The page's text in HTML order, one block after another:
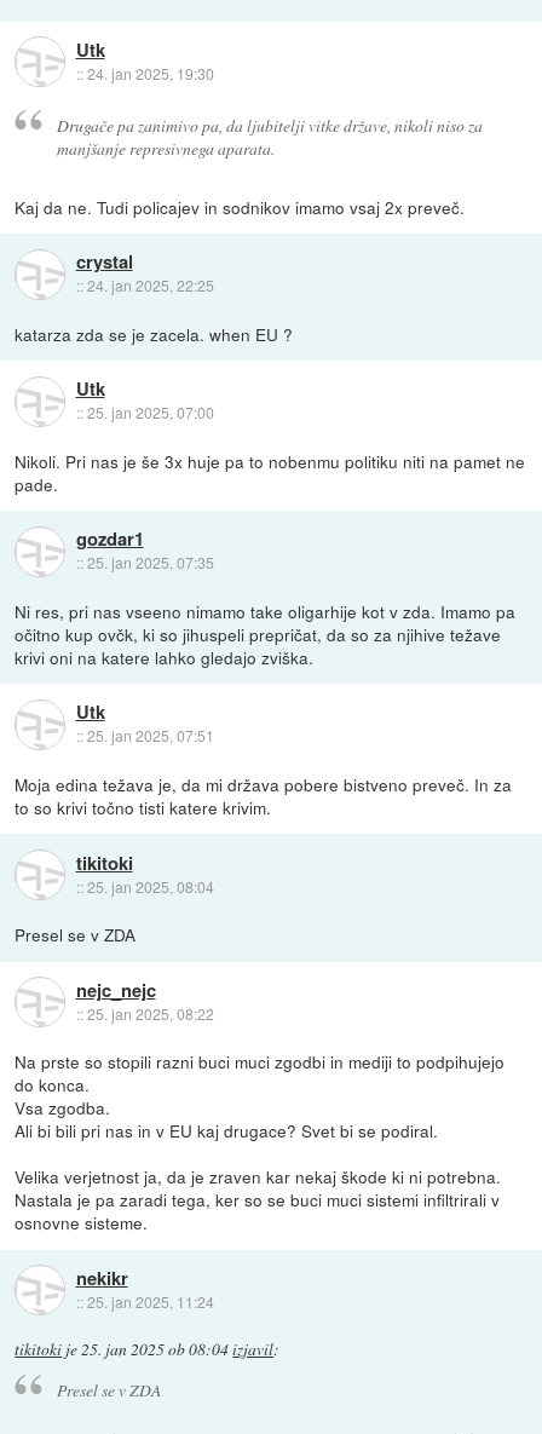
Utk
::24. jan 2025, 19:30
Drugače pa zanimivo pa, da ljubitelji vitke države, nikoli niso za
manjšanje represivnega aparata.
Kaj da ne. Tudi policajev in sodnikov imamo vsaj 2x preveč.
crystal
::24. jan 2025, 22:25
katarza zda se je zacela. when EU ?
Utk
::25. jan 2025, 07:00
Nikoli. Pri nas je še 3x huje pa to nobenmu politiku niti na pamet ne
pade.
gozdar1
::25. jan 2025, 07:35
Ni res, pri nas vseeno nimamo take oligarhije kot v zda. Imamo pa
očitno kup ovčk, ki so jihuspeli prepričat, da so za njihive težave
krivi oni na katere lahko gledajo zviška.
Utk
::25. jan 2025, 07:51
Moja edina težava je, da mi država pobere bistveno preveč. In za
to so krivi točno tisti katere krivim.
tikitoki
::25. jan 2025, 08:04
Presel se v ZDA
nejc_nejc
::25. jan 2025, 08:22
Na prste so stopili razni buci muci zgodbi in mediji to podpihujejo
do konca.
Vsa zgodba.
Ali bi bili pri nas in v EU kaj drugace? Svet bi se podiral.
Velika verjetnost ja, da je zraven kar nekaj škode ki ni potrebna.
Nastala je pa zaradi tega, ker so se buci muci sistemi infiltrirali v
osnovne sisteme.
nekikr
::25. jan 2025, 11:24
tikitoki je25. jan 2025 ob 08:04izjavil:
Presel se v ZDA